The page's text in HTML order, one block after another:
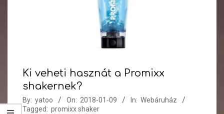
Ki veheti hasznát a Promixx
shakernek?
By: yatoo On: 2018-01-09 In: Webáruház
Tagged: promixx shaker